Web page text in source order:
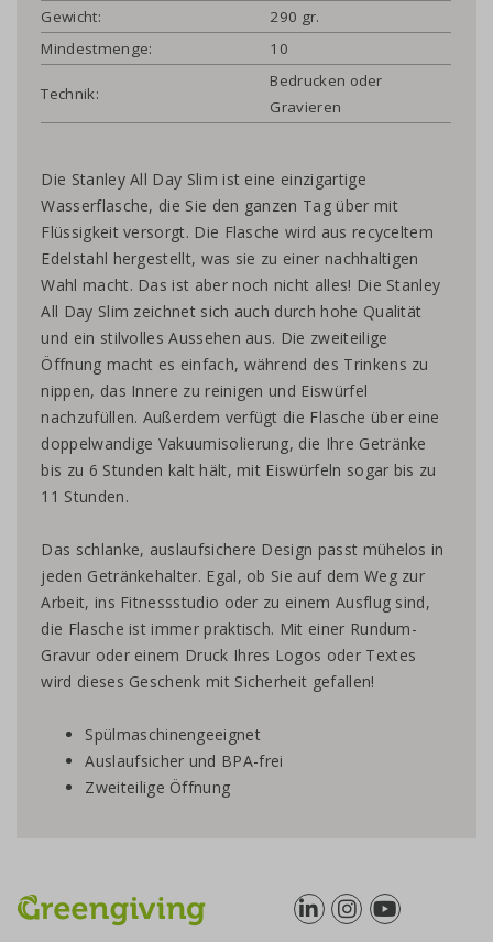
Gewicht:
290 gr.
Mindestmenge:
10
Technik:
Bedrucken oder
Gravieren
Die Stanley All Day Slim ist eine einzigartige
Wasserflasche, die Sie den ganzen Tag über mit
Flüssigkeit versorgt. Die Flasche wird aus recyceltem
Edelstahl hergestellt, was sie zu einer nachhaltigen
Wahl macht. Das ist aber noch nicht alles! Die Stanley
All Day Slim zeichnet sich auch durch hohe Qualität
und ein stilvolles Aussehen aus. Die zweiteilige
Öffnung macht es einfach, während des Trinkens zu
nippen, das Innere zu reinigen und Eiswürfel
nachzufüllen. Außerdem verfügt die Flasche über eine
doppelwandige Vakuumisolierung, die Ihre Getränke
bis zu 6 Stunden kalt hält, mit Eiswürfeln sogar bis zu
11 Stunden.
Das schlanke, auslaufsichere Design passt mühelos in
jeden Getränkehalter. Egal, ob Sie auf dem Weg zur
Arbeit, ins Fitnessstudio oder zu einem Ausflug sind,
die Flasche ist immer praktisch. Mit einer Rundum-
Gravur oder einem Druck Ihres Logos oder Textes
wird dieses Geschenk mit Sicherheit gefallen!
Spülmaschinengeeignet
Auslaufsicher und BPA-frei
Zweiteilige Öffnung